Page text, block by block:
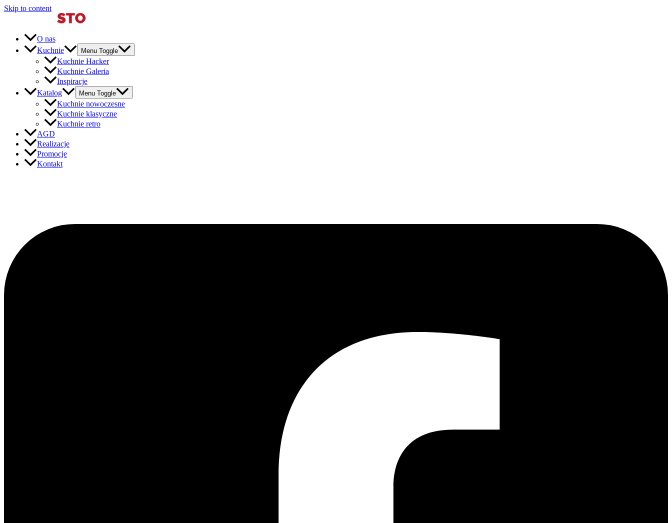
Skip to content
O nas
Kuchnie
Menu Toggle
Kuchnie Hacker
Kuchnie Galeria
Inspiracje
Katalog
Menu Toggle
Kuchnie nowoczesne
Kuchnie klasyczne
Kuchnie retro
AGD
Realizacje
Promocje
Kontakt